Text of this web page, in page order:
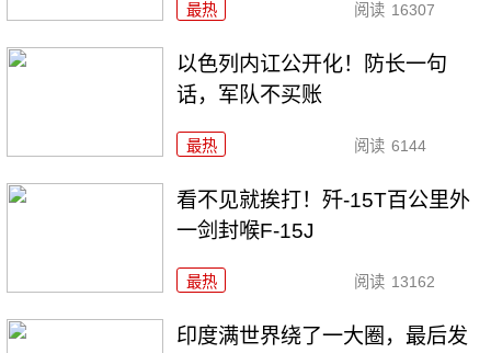
最热 阅读 16307
以色列内讧公开化！防长一句
话，军队不买账
最热 阅读 6144
看不见就挨打！歼-15T百公里外
一剑封喉F-15J
最热 阅读 13162
印度满世界绕了一大圈，最后发